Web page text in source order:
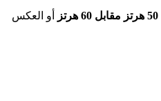
50 هرتز مقابل 60 هرتز
أو العكس